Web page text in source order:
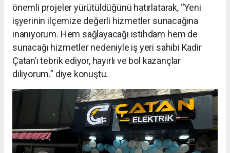
önemli projeler yürütüldüğünü hatırlatarak, “Yeni
işyerinin ilçemize değerli hizmetler sunacağına
inanıyorum. Hem sağlayacağı istihdam hem de
sunacağı hizmetler nedeniyle iş yeri sahibi Kadir
Çatan’ı tebrik ediyor, hayırlı ve bol kazançlar
diliyorum.” diye konuştu.